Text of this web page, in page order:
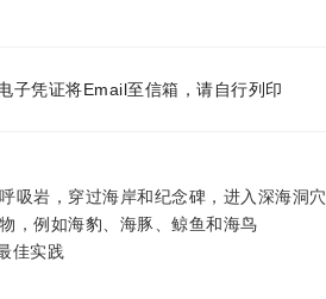
子凭证将Email至信箱，请自行列印
吸岩，穿过海岸和纪念碑，进入深海洞穴
，例如海豹、海豚、鲸鱼和海鸟
佳实践